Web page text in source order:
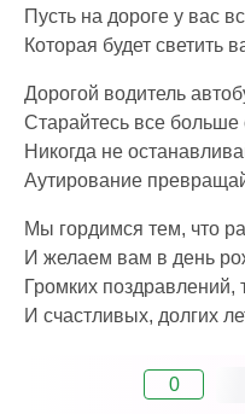
Пусть на дороге у вас
Которая будет светить
Дорогой водитель
Старайтесь все больше
Никогда не
Аутирование
Мы гордимся тем, что
И желаем вам в день
Громких поздравлений,
И счастливых, долгих
0